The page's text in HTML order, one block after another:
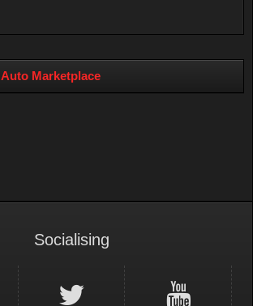
Auto Marketplace
Socialising